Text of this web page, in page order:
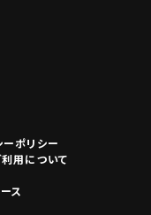
ーポリシー
用について
ス